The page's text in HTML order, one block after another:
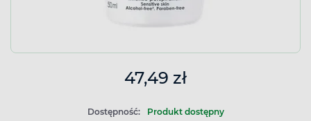
47,49 zł
Dostępność: Produkt dostępny